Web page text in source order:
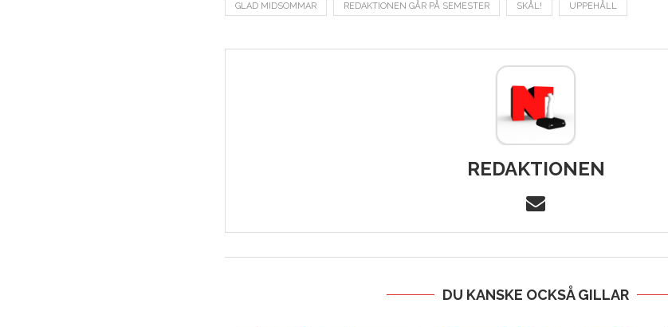
GLAD MIDSOMMAR REDAKTIONEN GÅR PÅ SEMESTER SKÅL! UPPEHÅLL
REDAKTIONEN
DU KANSKE OCKSÅ GILLAR